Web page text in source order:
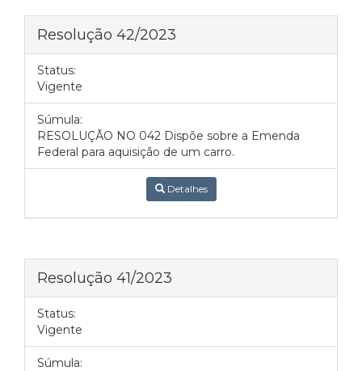
Resolução 42/2023
Status:
Vigente
Súmula:
RESOLUÇÃO NO 042 Dispõe sobre a Emenda
Federal para aquisição de um carro.
Detalhes
Resolução 41/2023
Status:
Vigente
Súmula: